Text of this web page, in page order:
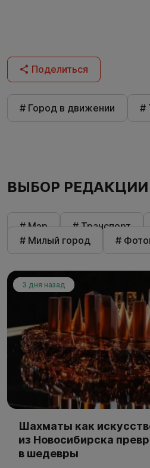
Поделиться
# Город в движении #
ВЫБОР РЕДАКЦИИ
# Мэр # Транспорт
# Милый город
#
3 дня назад
Шахматы как
из Новосибирска
в шедевры